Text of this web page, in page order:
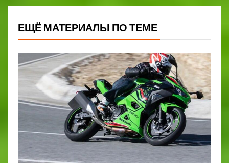
ЕЩЁ МАТЕРИАЛЫ ПО ТЕМЕ